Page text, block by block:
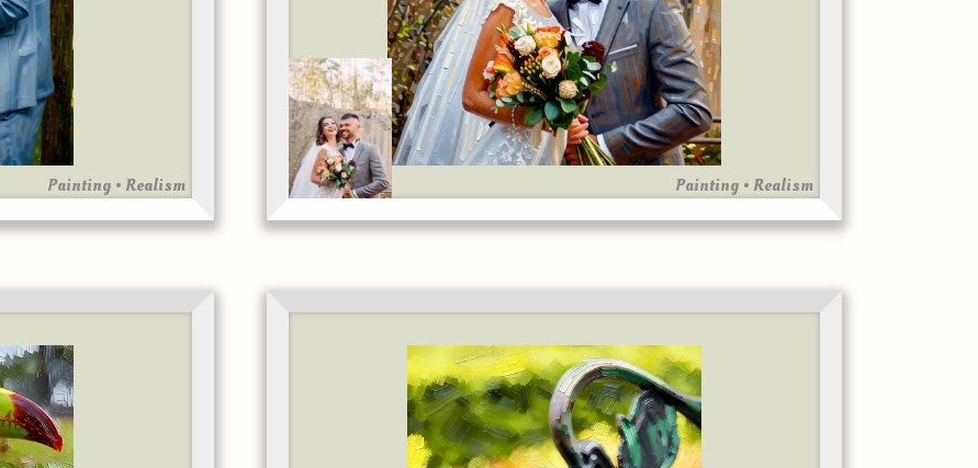
Painting • Realism Painting • Realism